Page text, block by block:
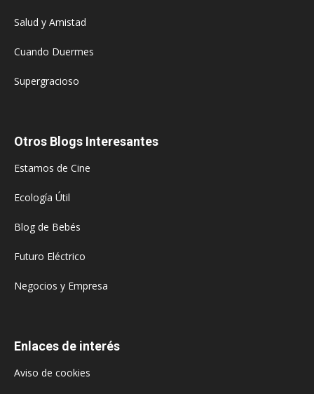
Salud y Amistad
Cuando Duermes
Supergracioso
Otros Blogs Interesantes
Estamos de Cine
Ecología Útil
Blog de Bebés
Futuro Eléctrico
Negocios y Empresa
Enlaces de interés
Aviso de cookies